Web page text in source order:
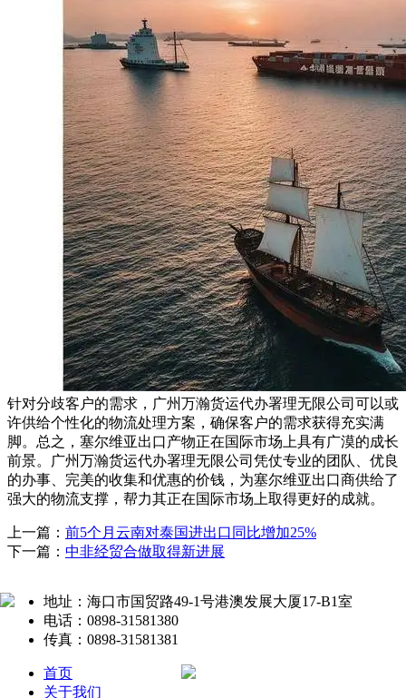
针对分歧客户的需求，广州万瀚货运代办署理无限公司可以或
许供给个性化的物流处理方案，确保客户的需求获得充实满
脚。总之，塞尔维亚出口产物正在国际市场上具有广漠的成长
前景。广州万瀚货运代办署理无限公司凭仗专业的团队、优良
的办事、完美的收集和优惠的价钱，为塞尔维亚出口商供给了
强大的物流支撑，帮力其正在国际市场上取得更好的成就。
上一篇： 前5个月云南对泰国进出口同比增加25%
下一篇： 中非经贸合做取得新进展
地址：海口市国贸路49-1号港澳发展大厦17-B1室
电话：0898-31581380
传真：0898-31581381
首页
关于我们